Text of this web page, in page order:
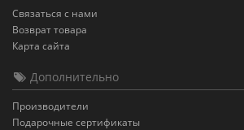
Связаться с нами
Возврат товара
Карта сайта
Дополнительно
Производители
Подарочные сертификаты